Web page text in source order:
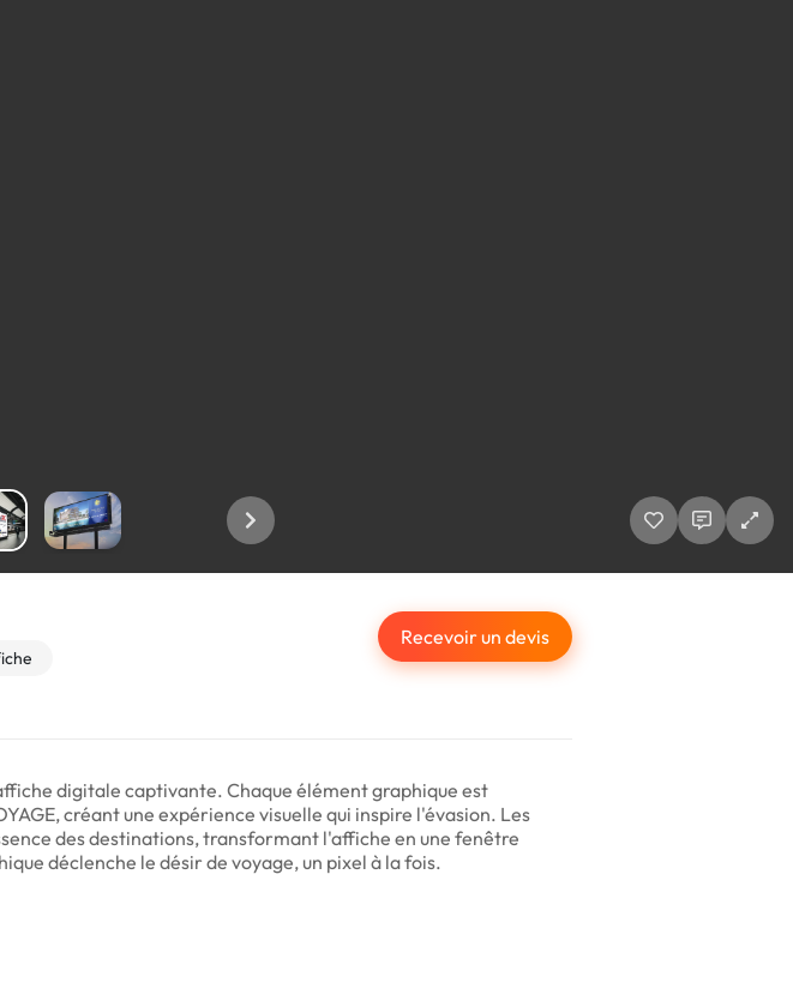
Recevoir un devis
digitale captivante. Chaque élément graphique est
créant une expérience visuelle qui inspire l'évasion. Les
des destinations, transformant l'affiche en une fenêtre
déclenche le désir de voyage, un pixel à la fois.